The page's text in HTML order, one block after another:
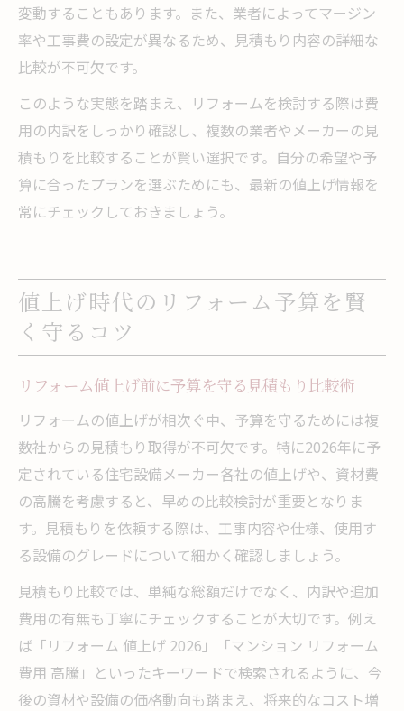
変動することもあります。また、業者によってマージン
率や工事費の設定が異なるため、見積もり内容の詳細な
比較が不可欠です。
このような実態を踏まえ、リフォームを検討する際は費
用の内訳をしっかり確認し、複数の業者やメーカーの見
積もりを比較することが賢い選択です。自分の希望や予
算に合ったプランを選ぶためにも、最新の値上げ情報を
常にチェックしておきましょう。
値上げ時代のリフォーム予算を賢
く守るコツ
リフォーム値上げ前に予算を守る見積もり比較術
リフォームの値上げが相次ぐ中、予算を守るためには複
数社からの見積もり取得が不可欠です。特に2026年に予
定されている住宅設備メーカー各社の値上げや、資材費
の高騰を考慮すると、早めの比較検討が重要となりま
す。見積もりを依頼する際は、工事内容や仕様、使用す
る設備のグレードについて細かく確認しましょう。
見積もり比較では、単純な総額だけでなく、内訳や追加
費用の有無も丁寧にチェックすることが大切です。例え
ば「リフォーム 値上げ 2026」「マンション リフォーム
費用 高騰」といったキーワードで検索されるように、今
後の資材や設備の価格動向も踏まえ、将来的なコスト増